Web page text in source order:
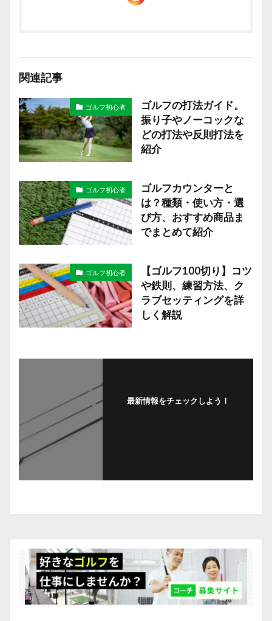
関連記事
ゴルフ初心者
ゴルフの打法ガイド。
振り子やノーコックな
どの打法や反則打法を
紹介
ゴルフ初心者
ゴルフカウンターと
は？種類・使い方・選
び方、おすすめ商品ま
でまとめて紹介
ゴルフ初心者
【ゴルフ100切り】コツ
や鉄則、練習方法、ク
ラブセッティングを詳
しく解説
最新情報をチェックしよう！